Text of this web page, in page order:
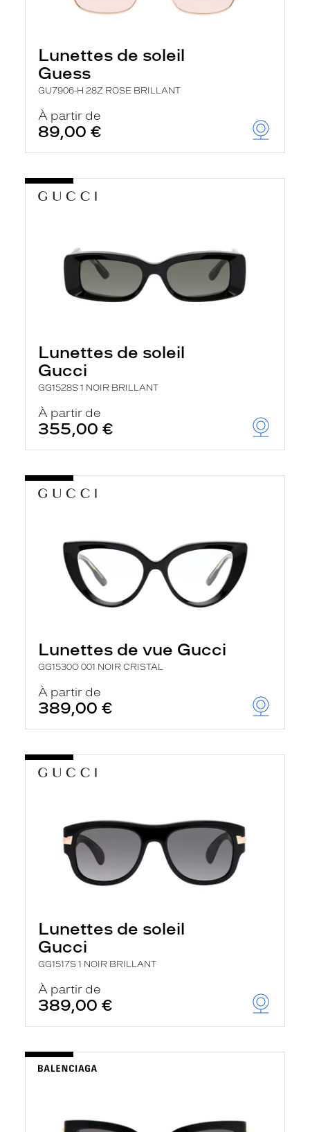
Lunettes de soleil
Guess
GU7906-H 28Z ROSE BRILLANT
À partir de
89,00 €
Lunettes de soleil
Gucci
GG1528S 1 NOIR BRILLANT
À partir de
355,00 €
Lunettes de vue Gucci
GG1530O 001 NOIR CRISTAL
À partir de
389,00 €
Lunettes de soleil
Gucci
GG1517S 1 NOIR BRILLANT
À partir de
389,00 €